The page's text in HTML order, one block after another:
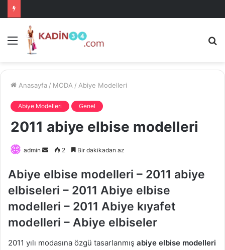
Menü
Anasayfa / MODA / Abiye Modelleri
Abiye Modelleri Genel
2011 abiye elbise modelleri
admin
Bir
posta
göndermek
2 Bir dakikadan az
Abiye elbise modelleri – 2011 abiye
elbiseleri – 2011 Abiye elbise
modelleri – 2011 Abiye kıyafet
modelleri – Abiye elbiseler
2011 yılı modasına özgü tasarlanmış abiye elbise modelleri